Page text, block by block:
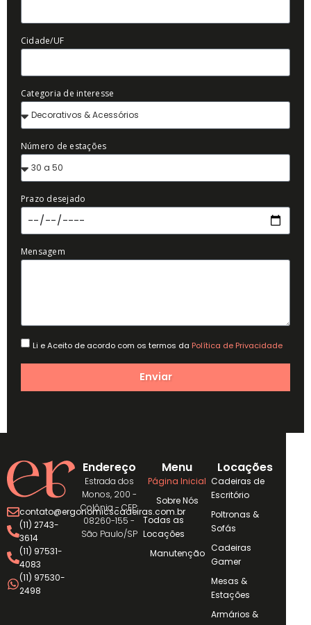
Cidade/UF
Categoria de interesse
Número de estações
Prazo desejado
Mensagem
Li e Aceito de acordo com os termos da Política de Privacidade
Enviar
contato@ergonomicscadeiras.com.br
(11) 2743-
3614
(11) 97531-
4083
(11) 97530-
2498
Endereço
Estrada dos
Monos, 200 -
Colônia - CEP:
08260-155 -
São Paulo/SP
Menu
Página Inicial
Sobre Nós
Todas as
Locações
Manutenção
Locações
Cadeiras de
Escritório
Poltronas &
Sofás
Cadeiras
Gamer
Mesas &
Estações
Armários &